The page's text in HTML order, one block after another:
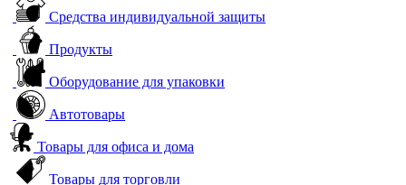
Средства индивидуальной защиты
Продукты
Оборудование для упаковки
Автотовары
Товары для офиса и дома
Товары для торговли